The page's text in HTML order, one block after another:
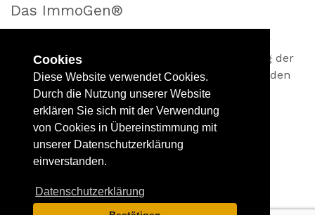
Cookies
Diese Website verwendet Cookies.
Durch die Nutzung unserer Website
erklären Sie sich mit der Verwendung
von Cookies in Übereinstimmung mit
unserer Datenschutzerklärung
einverstanden.
Datenschutzerklärung
Das ImmoGen®
Das effiziente Vermarktungssystem mit neuster
Technologie ist zugleich die perfekte Verkettung der
Fach-kompetenzen und schafft für unsere Kunden
einen maximalen Mehrwert beim Verkauf Ihrer
Immobilie.